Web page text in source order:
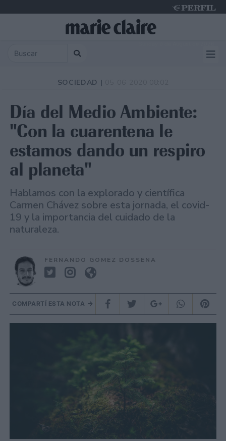
SOCIEDAD |
Día del Medio Ambiente:
"Con la cuarentena le
estamos dando un respiro
al planeta"
Hablamos con la explorado y científica
Carmen Chávez sobre esta jornada, el covid-
19 y la importancia del cuidado de la
naturaleza.
FERNANDO GOMEZ DOSSENA
COMPARTÍ ESTA NOTA